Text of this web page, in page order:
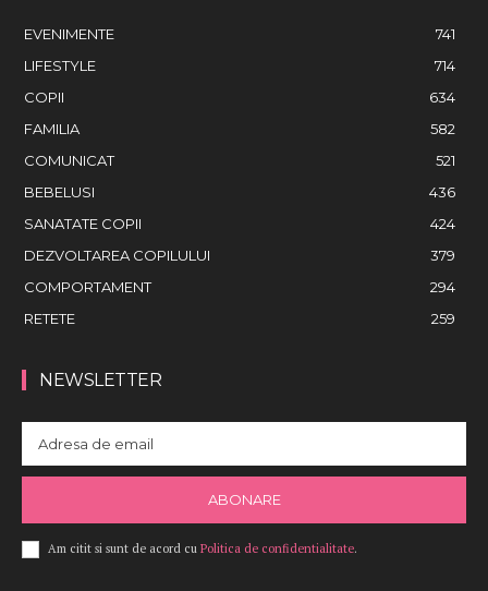
EVENIMENTE
741
LIFESTYLE
714
COPII
634
FAMILIA
582
COMUNICAT
521
BEBELUSI
436
SANATATE COPII
424
DEZVOLTAREA COPILULUI
379
COMPORTAMENT
294
RETETE
259
NEWSLETTER
ABONARE
Am citit si sunt de acord cu Politica de confidentialitate.